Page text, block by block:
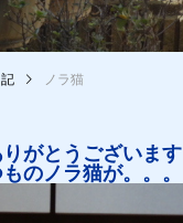
ノラ猫
がとうございます
のノラ猫が。。。